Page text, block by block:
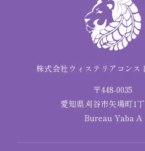
株式会社ウィステリアコンス
〒448-0035
愛知県刈谷市矢場町1
Bureau Yaba A